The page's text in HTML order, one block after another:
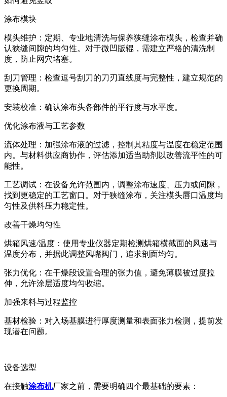
涂布模块
模头维护：定期、专业地清洗与保养狭缝涂布模头，检查并确
认狭缝间隙的均匀性。对于微凹版辊，需建立严格的清洗制
度，防止网穴堵塞。
刮刀管理：检查逗号刮刀的刀刃直线度与完整性，建立规范的
更换周期。
安装校准：确认涂布头各部件的平行度与水平度。
优化涂布液与工艺参数
流体处理：加强涂布液的过滤，控制其粘度与温度在稳定范围
内。与材料供应商协作，评估添加适当助剂以改善流平性的可
能性。
工艺调试：在设备允许范围内，调整涂布速度、压力或间隙，
找到更稳定的工艺窗口。对于狭缝涂布，关注模头唇口温度均
匀性及供料压力稳定性。
改善干燥均匀性
烘箱风速/温度：使用专业仪器定期检测烘箱横截面的风速与
温度分布，并据此调整风嘴阀门，追求剖面均匀。
张力优化：在干燥段设置合理的张力值，避免薄膜被过度拉
伸，允许涂层适度均匀收缩。
加强来料与过程监控
基材检验：对入场基膜进行厚度测量和表面张力检测，提前发
现潜在问题。
设备选型
在接触涂布机厂家之前，需要明确四个最基础的要素：